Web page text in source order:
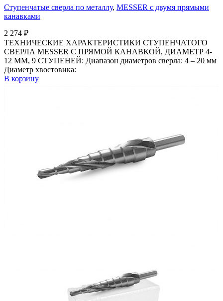
Ступенчатые сверла по металлу, MESSER с двумя прямыми
канавками
2 274 ₽
ТЕХНИЧЕСКИЕ ХАРАКТЕРИСТИКИ СТУПЕНЧАТОГО
СВЕРЛА MESSER С ПРЯМОЙ КАНАВКОЙ, ДИАМЕТР 4-
12 ММ, 9 СТУПЕНЕЙ: Диапазон диаметров сверла: 4 – 20 мм
Диаметр хвостовика:
В корзину